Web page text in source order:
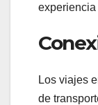
experiencia
Los viajes
de